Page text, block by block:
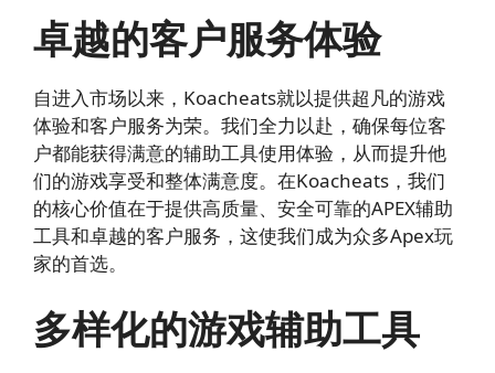
卓越的客户服务体验
自进入市场以来，Koacheats就以提供超凡的游戏
体验和客户服务为荣。我们全力以赴，确保每位客
户都能获得满意的辅助工具使用体验，从而提升他
们的游戏享受和整体满意度。在Koacheats，我们
的核心价值在于提供高质量、安全可靠的APEX辅助
工具和卓越的客户服务，这使我们成为众多Apex玩
家的首选。
多样化的游戏辅助工具